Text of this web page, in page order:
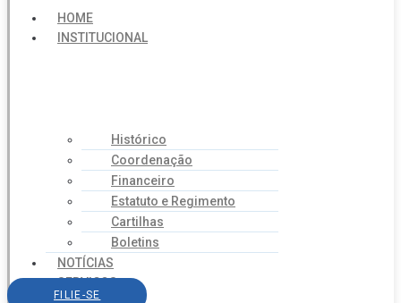
HOME
INSTITUCIONAL
Histórico
Coordenação
Financeiro
Estatuto e Regimento
Cartilhas
Boletins
NOTÍCIAS
SERVIÇOS
FILIE-SE